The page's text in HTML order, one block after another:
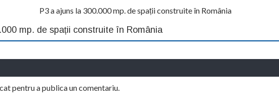
P3 a ajuns la 300.000 mp. de spații construite în România
mp. de spații construite în România
pentru a publica un comentariu.